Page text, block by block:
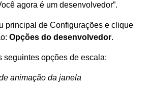
agora é um desenvolvedor”.
principal de Configurações e clique
Opções do desenvolvedor.
seguintes opções de escala:
animação da janela